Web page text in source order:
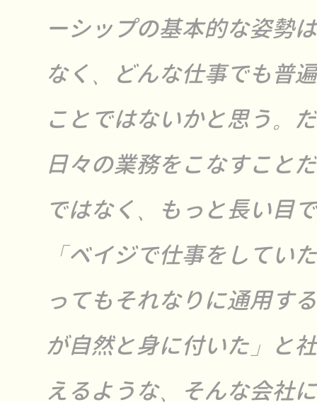
ーシップの基本的な姿勢
なく、どんな仕事でも普
ことではないかと思う。
日々の業務をこなすこと
ではなく、もっと長い目
「ベイジで仕事をしてい
ってもそれなりに通用す
が自然と身に付いた」と
えるような、そんな会社